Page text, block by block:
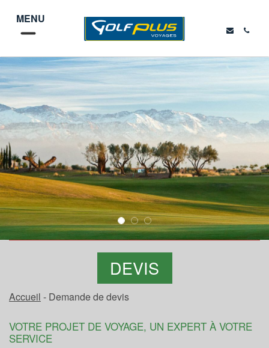
MENU
DEVIS
Accueil - Demande de devis
VOTRE PROJET DE VOYAGE, UN EXPERT À VOTRE
SERVICE